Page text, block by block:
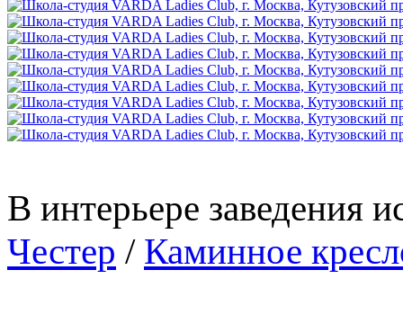
В интерьере заведения
Честер / Каминное